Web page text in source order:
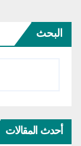
البحث
أحدث المقالات